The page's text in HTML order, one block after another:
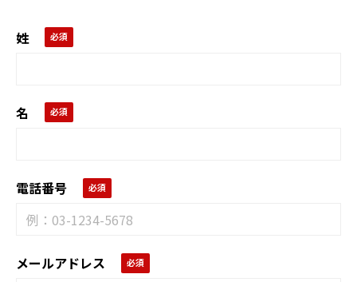
姓
名
電話番号
メールアドレス